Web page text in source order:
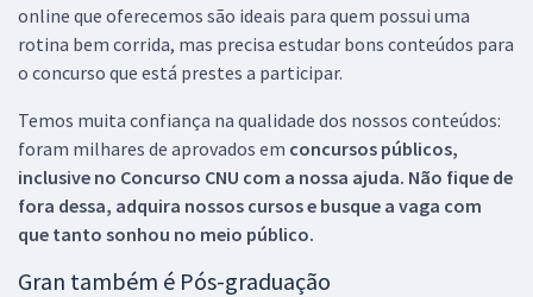
online que oferecemos são ideais para quem possui uma
rotina bem corrida, mas precisa estudar bons conteúdos para
o concurso que está prestes a participar.
Temos muita confiança na qualidade dos nossos conteúdos:
foram milhares de aprovados em concursos públicos,
inclusive no Concurso CNU com a nossa ajuda. Não fique de
fora dessa, adquira nossos cursos e busque a vaga com
que tanto sonhou no meio público.
Gran também é Pós-graduação